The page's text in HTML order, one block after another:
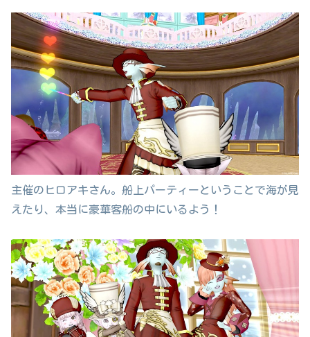
主催のヒロアキさん。船上パーティーということで海が見
えたり、本当に豪華客船の中にいるよう！